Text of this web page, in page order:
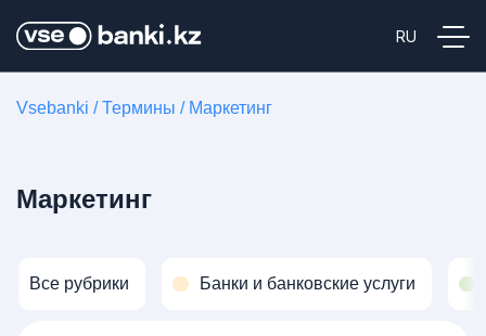
Vsebanki /Термины / Маркетинг
Маркетинг
Все рубрики Банки и банковские услуги